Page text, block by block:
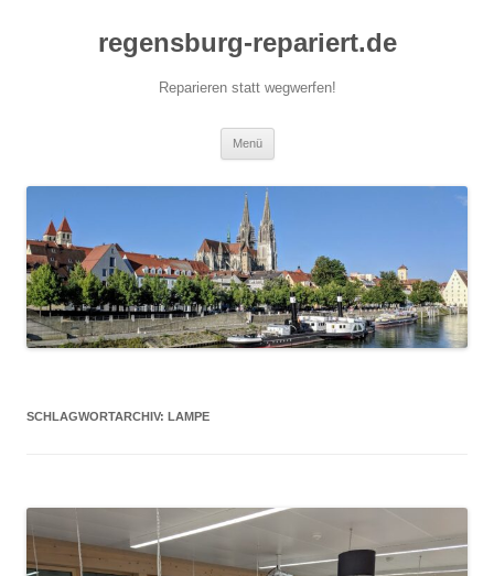
regensburg-repariert.de
Reparieren statt wegwerfen!
Menü
SCHLAGWORTARCHIV: LAMPE